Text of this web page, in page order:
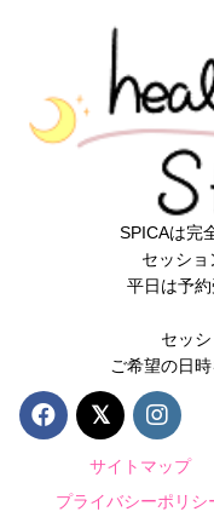
SPICAは完
セッショ
平日は予約
セッ
ご希望の日
サイトマップ
プライバシーポリシ